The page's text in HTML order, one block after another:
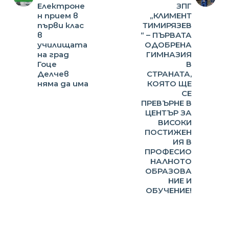
Електроне
н прием в
първи клас
в
училищата
на град
Гоце
Делчев
няма да има
ЗПГ
„КЛИМЕНТ
ТИМИРЯЗЕВ
“ – ПЪРВАТА
ОДОБРЕНА
ГИМНАЗИЯ
В
СТРАНАТА,
КОЯТО ЩЕ
СЕ
ПРЕВЪРНЕ В
ЦЕНТЪР ЗА
ВИСОКИ
ПОСТИЖЕН
ИЯ В
ПРОФЕСИО
НАЛНОТО
ОБРАЗОВА
НИЕ И
ОБУЧЕНИЕ!